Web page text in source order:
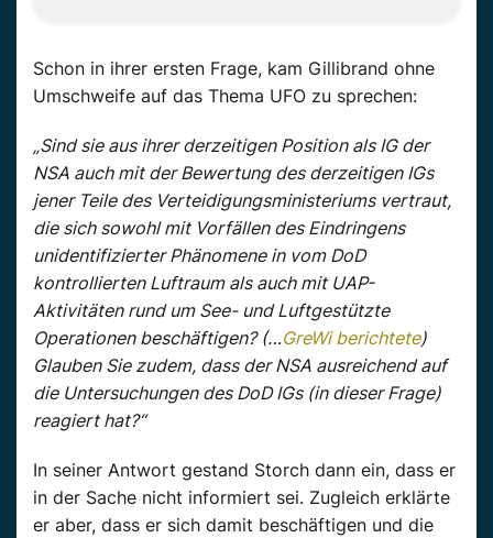
Schon in ihrer ersten Frage, kam Gillibrand ohne
Umschweife auf das Thema UFO zu sprechen:
„Sind sie aus ihrer derzeitigen Position als IG der
NSA auch mit der Bewertung des derzeitigen IGs
jener Teile des Verteidigungsministeriums vertraut,
die sich sowohl mit Vorfällen des Eindringens
unidentifizierter Phänomene in vom DoD
kontrollierten Luftraum als auch mit UAP-
Aktivitäten rund um See- und Luftgestützte
Operationen beschäftigen? (…GreWi berichtete)
Glauben Sie zudem, dass der NSA ausreichend auf
die Untersuchungen des DoD IGs (in dieser Frage)
reagiert hat?“
In seiner Antwort gestand Storch dann ein, dass er
in der Sache nicht informiert sei. Zugleich erklärte
er aber, dass er sich damit beschäftigen und die